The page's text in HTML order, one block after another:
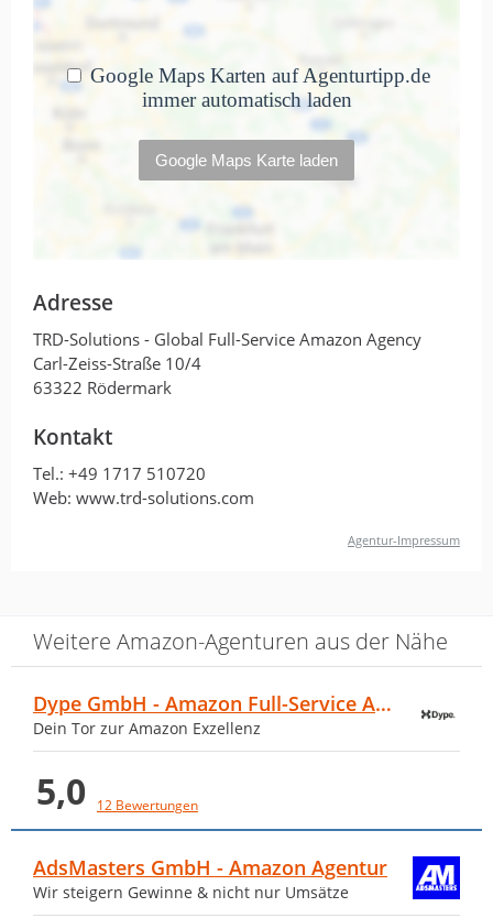
Adresse
TRD-Solutions - Global Full-Service Amazon Agency
Carl-Zeiss-Straße 10/4
63322 Rödermark
Kontakt
Tel.: +49 1717 510720
Web: www.trd-solutions.com
Agentur-Impressum
Weitere Amazon-Agenturen aus der Nähe
Dype GmbH - Amazon Full-Service Agentur
Dein Tor zur Amazon Exzellenz
5,0 12 Bewertungen
AdsMasters GmbH - Amazon Agentur
Wir steigern Gewinne & nicht nur Umsätze